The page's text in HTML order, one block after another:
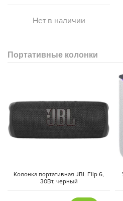
Нет в наличии
Портативные колонки
Колонка портативная JBL Flip 6,
30Вт, черный